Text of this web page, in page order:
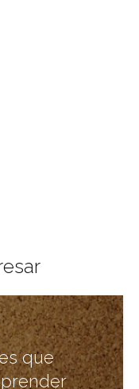
que